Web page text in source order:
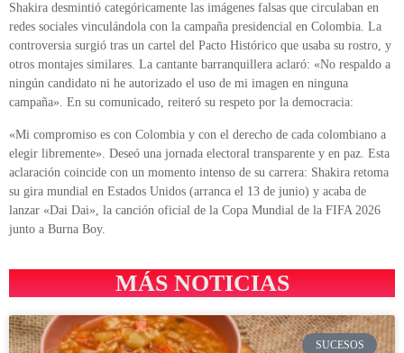
Shakira desmintió categóricamente las imágenes falsas que circulaban en
redes sociales vinculándola con la campaña presidencial en Colombia. La
controversia surgió tras un cartel del Pacto Histórico que usaba su rostro, y
otros montajes similares. La cantante barranquillera aclaró: «No respaldo a
ningún candidato ni he autorizado el uso de mi imagen en ninguna
campaña». En su comunicado, reiteró su respeto por la democracia:
«Mi compromiso es con Colombia y con el derecho de cada colombiano a
elegir libremente». Deseó una jornada electoral transparente y en paz. Esta
aclaración coincide con un momento intenso de su carrera: Shakira retoma
su gira mundial en Estados Unidos (arranca el 13 de junio) y acaba de
lanzar «Dai Dai», la canción oficial de la Copa Mundial de la FIFA 2026
junto a Burna Boy.
MÁS NOTICIAS
SUCESOS